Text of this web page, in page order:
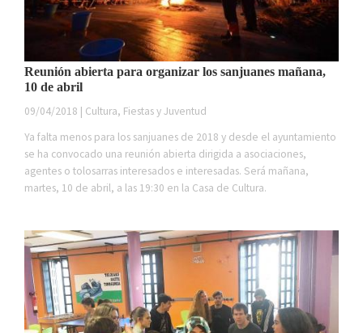
Reunión abierta para organizar los sanjuanes mañana,
10 de abril
09/04/2018 | Cultura, Fiestas y Juventud
Ya falta menos para los sanjuanes de 2018 y desde el ayuntamiento
se ha convocado una reunión abierta dirigida a asociaciones,
agentes o tolosarras interesados e interesadas. Será mañana,
martes, 10 de abril, a las 19:30 en la Casa de Cultura.